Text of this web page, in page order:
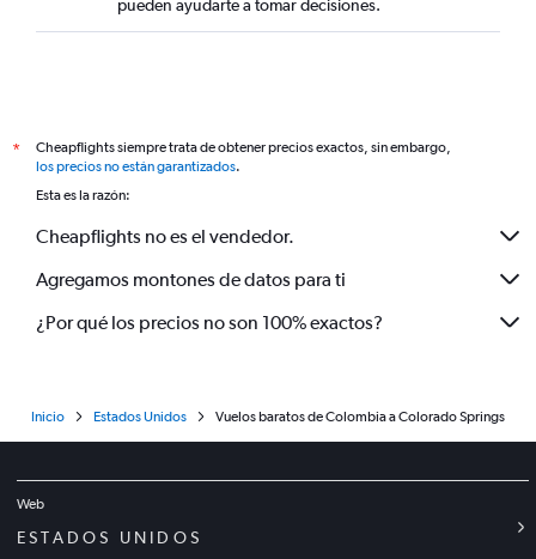
pueden ayudarte a tomar decisiones.
*
Cheapflights siempre trata de obtener precios exactos, sin embargo,
los precios no están garantizados.
Esta es la razón:
Cheapflights no es el vendedor.
Agregamos montones de datos para ti
¿Por qué los precios no son 100% exactos?
Inicio Estados Unidos Vuelos baratos de Colombia a Colorado Springs
Web
ESTADOS UNIDOS